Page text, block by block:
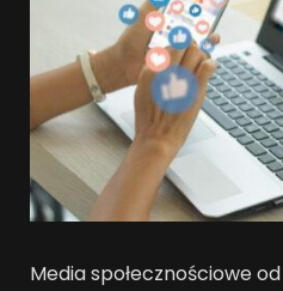
Media społecznościowe